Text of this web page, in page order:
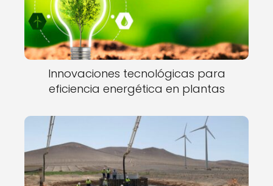
Innovaciones tecnológicas para
eficiencia energética en plantas